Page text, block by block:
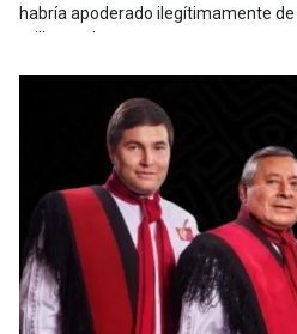
habría apoderado ilegítimamente
millones de pesos.